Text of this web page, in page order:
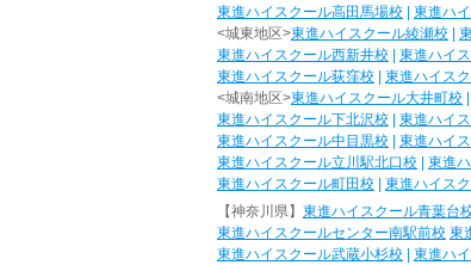
東進ハイスクール高田馬場校
東進ハ
<城東地区>東進ハイスクール綾瀬校
東進ハイスクール西新井校
東進ハイ
東進ハイスクール荻窪校
東進ハイス
<城南地区>東進ハイスクール大井町校
東進ハイスクール下北沢校
東進ハイ
東進ハイスクール中目黒校
東進ハイ
東進ハイスクール立川駅北口校
東進
東進ハイスクール町田校
東進ハイス
【神奈川県】 東進ハイスクール青葉台
東進ハイスクールセンター南駅前校 東
東進ハイスクール武蔵小杉校
東進ハ